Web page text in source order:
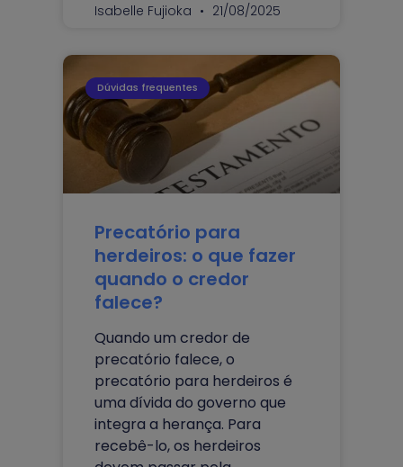
Isabelle Fujioka 21/08/2025
Dúvidas frequentes
Precatório para
herdeiros: o que fazer
quando o credor
falece?
Quando um credor de
precatório falece, o
precatório para herdeiros é
uma dívida do governo que
integra a herança. Para
recebê-lo, os herdeiros